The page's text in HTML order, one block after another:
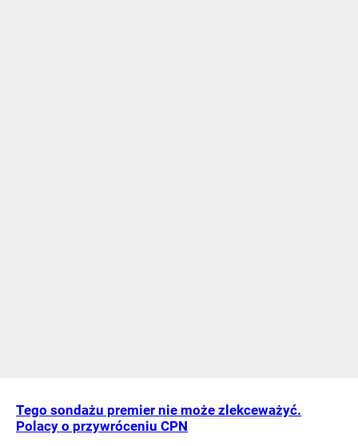
Tego sondażu premier nie może zlekceważyć.
Polacy o przywróceniu CPN